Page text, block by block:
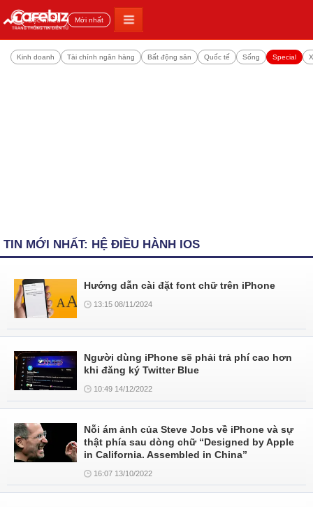
Đọc nhiều Mới nhất
Kinh doanh Tài chính ngân hàng Bất động sản Quốc tế Sống Special
TIN MỚI NHẤT: HỆ ĐIỀU HÀNH IOS
Hướng dẫn cài đặt font chữ trên iPhone
13:15 08/11/2024
Người dùng iPhone sẽ phải trả phí cao hơn
khi đăng ký Twitter Blue
10:49 14/12/2022
Nỗi ám ảnh của Steve Jobs về iPhone và sự
thật phía sau dòng chữ “Designed by Apple
in California. Assembled in China”
16:07 13/10/2022